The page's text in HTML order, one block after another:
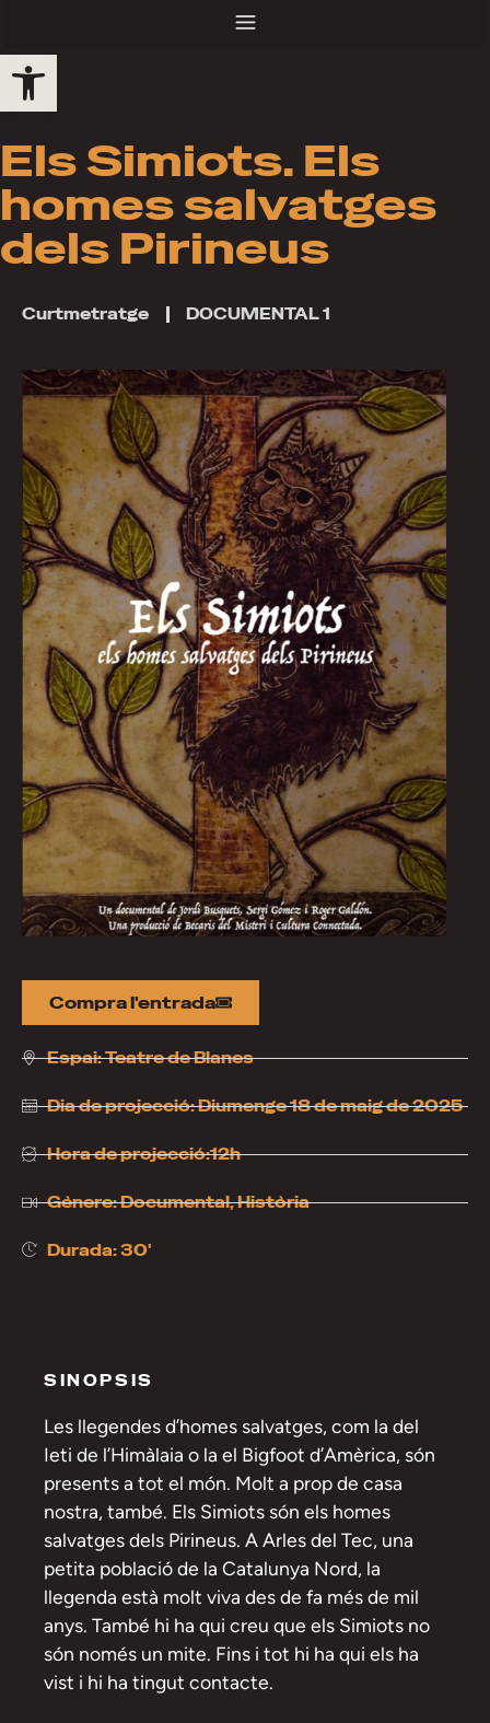
Obre la barra d'eines
Els Simiots. Els
homes salvatges
dels Pirineus
Curtmetratge DOCUMENTAL 1
Compra l'entrada
Espai:Teatre de Blanes
Dia de projecció:Diumenge 18 de maig de 2025
Hora de projecció:12h
Gènere:Documental,Història
Durada: 30'
SINOPSIS
Les llegendes d’homes salvatges, com la del
Ieti de l’Himàlaia o la el Bigfoot d’Amèrica, són
presents a tot el món. Molt a prop de casa
nostra, també. Els Simiots són els homes
salvatges dels Pirineus. A Arles del Tec, una
petita població de la Catalunya Nord, la
llegenda està molt viva des de fa més de mil
anys. També hi ha qui creu que els Simiots no
són només un mite. Fins i tot hi ha qui els ha
vist i hi ha tingut contacte.